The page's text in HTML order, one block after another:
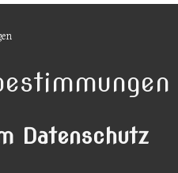
Datenschutz